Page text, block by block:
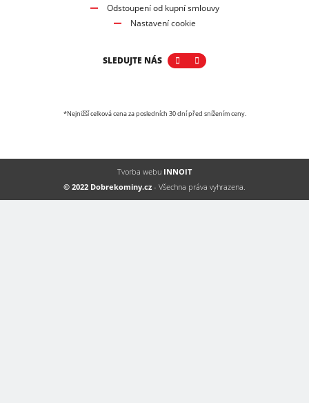
Odstoupení od kupní smlouvy
Nastavení cookie
SLEDUJTE NÁS
*Nejnižší celková cena za posledních 30 dní před snížením ceny.
Tvorba webu INNOIT
© 2022 Dobrekominy.cz - Všechna práva vyhrazena.